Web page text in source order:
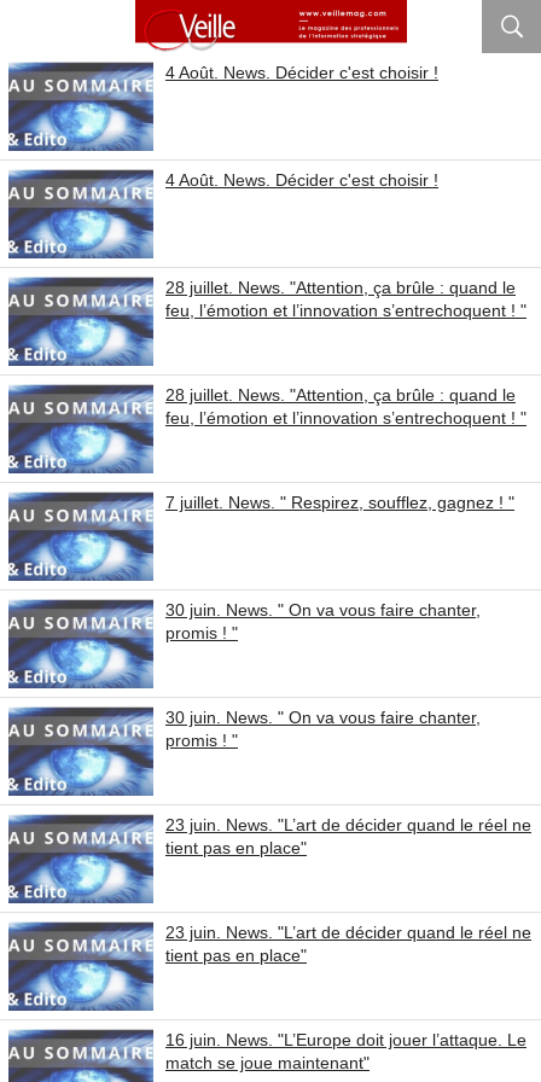
4 Août. News. Décider c'est choisir !
4 Août. News. Décider c'est choisir !
28 juillet. News. "Attention, ça brûle : quand le
feu, l’émotion et l’innovation s’entrechoquent ! "
28 juillet. News. "Attention, ça brûle : quand le
feu, l’émotion et l’innovation s’entrechoquent ! "
7 juillet. News. " Respirez, soufflez, gagnez ! "
30 juin. News. " On va vous faire chanter,
promis ! "
30 juin. News. " On va vous faire chanter,
promis ! "
23 juin. News. "L’art de décider quand le réel ne
tient pas en place"
23 juin. News. "L’art de décider quand le réel ne
tient pas en place"
16 juin. News. "L’Europe doit jouer l’attaque. Le
match se joue maintenant"